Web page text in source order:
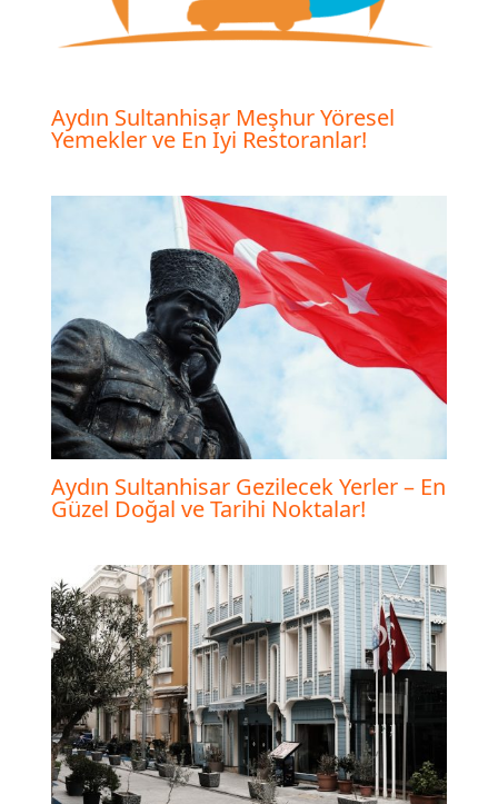
Aydın Sultanhisar Meşhur Yöresel
Yemekler ve En İyi Restoranlar!
Aydın Sultanhisar Gezilecek Yerler – En
Güzel Doğal ve Tarihi Noktalar!